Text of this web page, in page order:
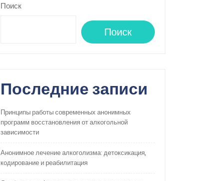
Поиск
Поиск
Последние записи
Принципы работы современных анонимных
программ восстановления от алкогольной
зависимости
Анонимное лечение алкоголизма: детоксикация,
кодирование и реабилитация